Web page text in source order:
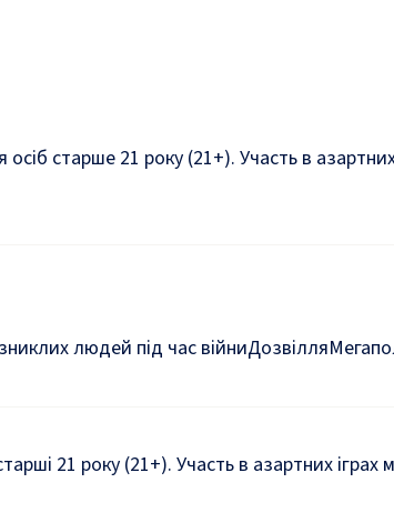
старше 21 року (21+). Участь в
людей під час війниДозвілля
21 року (21+). Участь в азартних